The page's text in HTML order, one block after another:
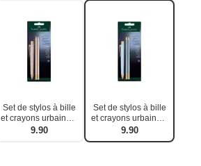
Set de stylos à bille
et crayons urbains 3
pièces rose pâle
9.90
Set de stylos à bille
et crayons urbains 3
pièces sky blue
9.90